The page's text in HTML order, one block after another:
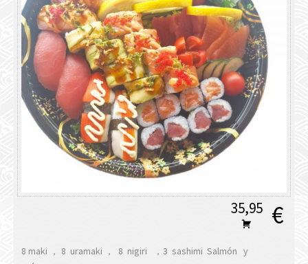
35,95 €
8 maki ， 8 uramaki ， 8 nigiri ，3 sashimi Salmón y